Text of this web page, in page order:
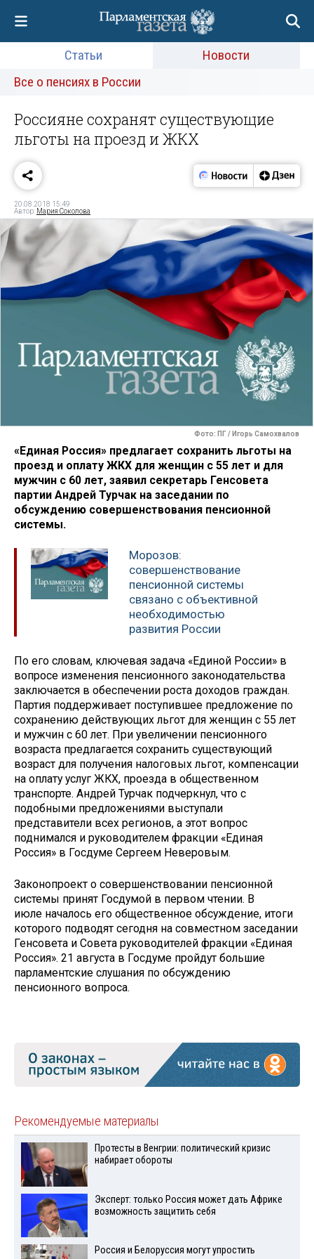
Статьи
Новости
Все о пенсиях в России
Россияне сохранят существующие
льготы на проезд и ЖКХ
20.08.2018 15:49
Автор: Мария Соколова
Фото: ПГ / Игорь Самохвалов
«Единая Россия» предлагает сохранить льготы на
проезд и оплату ЖКХ для женщин с 55 лет и для
мужчин с 60 лет, заявил секретарь Генсовета
партии Андрей Турчак на заседании по
обсуждению совершенствования пенсионной
системы.
Морозов:
совершенствование
пенсионной системы
связано с объективной
необходимостью
развития России
По его словам, ключевая задача «Единой России» в
вопросе изменения пенсионного законодательства
заключается в обеспечении роста доходов граждан.
Партия поддерживает поступившее предложение по
сохранению действующих льгот для женщин с 55 лет
и мужчин с 60 лет. При увеличении пенсионного
возраста предлагается сохранить существующий
возраст для получения налоговых льгот, компенсации
на оплату услуг ЖКХ, проезда в общественном
транспорте. Андрей Турчак подчеркнул, что с
подобными предложениями выступали
представители всех регионов, а этот вопрос
поднимался и руководителем фракции «Единая
Россия» в Госдуме Сергеем Неверовым.
Законопроект о совершенствовании пенсионной
системы принят Госдумой в первом чтении. В
июле началось его общественное обсуждение, итоги
которого подводят сегодня на совместном заседании
Генсовета и Совета руководителей фракции «Единая
Россия». 21 августа в Госдуме пройдут большие
парламентские слушания по обсуждению
пенсионного вопроса.
Рекомендуемые материалы
Протесты в Венгрии: политический кризис
набирает обороты
Эксперт: только Россия может дать Африке
возможность защитить себя
Россия и Белоруссия могут упростить